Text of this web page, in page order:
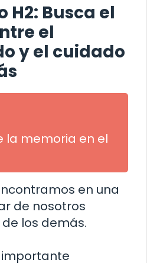
H2: Busca el
el
y el cuidado
la memoria en el
en una
de nosotros
los demás.
importante